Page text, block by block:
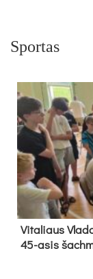
Sportas
Vi­ta­liaus
45-asis